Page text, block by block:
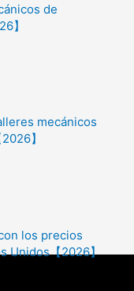
de
】
mecánicos
】
los precios
Unidos【2026】